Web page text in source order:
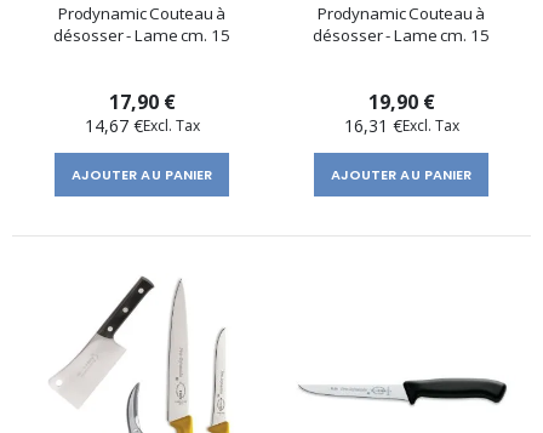
Prodynamic Couteau à
désosser - Lame cm. 15
17,90 €
14,67 €
AJOUTER AU PANIER
Prodynamic Couteau à
désosser - Lame cm. 15
19,90 €
16,31 €
AJOUTER AU PANIER